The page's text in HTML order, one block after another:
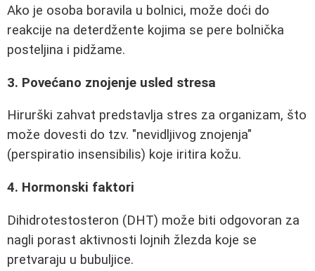
Ako je osoba boravila u bolnici, može doći do
reakcije na deterdžente kojima se pere bolnička
posteljina i pidžame.
3. Povećano znojenje usled stresa
Hirurški zahvat predstavlja stres za organizam, što
može dovesti do tzv. "nevidljivog znojenja"
(perspiratio insensibilis) koje iritira kožu.
4. Hormonski faktori
Dihidrotestosteron (DHT) može biti odgovoran za
nagli porast aktivnosti lojnih žlezda koje se
pretvaraju u bubuljice.